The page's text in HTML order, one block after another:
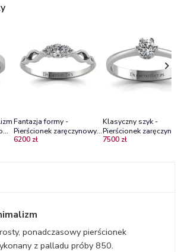
Fantazja formy -
Pierścionek zaręczynowy,
Diamond Sky, pallad,
6200 zł
Klasyczny szyk -
Pierścionek
palladu z diamentem
7500 zł
ponadczasowy pierścionek
z palladu próby 850.